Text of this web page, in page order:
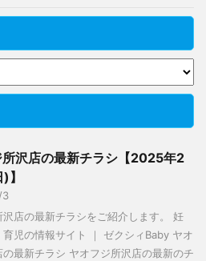
所沢店の最新チラシ【2025年2
3
沢店の最新チラシをご紹介します。 妊
育児の情報サイト ｜ ゼクシィBaby ヤオ
の最新チラシ ヤオフジ所沢店の最新のチ